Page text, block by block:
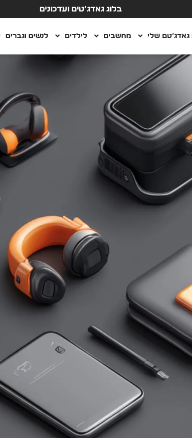
בלוג גאדג’טים ועדכונים
גאדג’טם שלי מחשבים לילדים לנשים וגברים